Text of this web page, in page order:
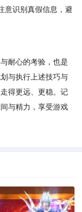
识别真假信息，避
耐心的考验，也是
与执行上述技巧与
得更远、更稳。记
与精力，享受游戏